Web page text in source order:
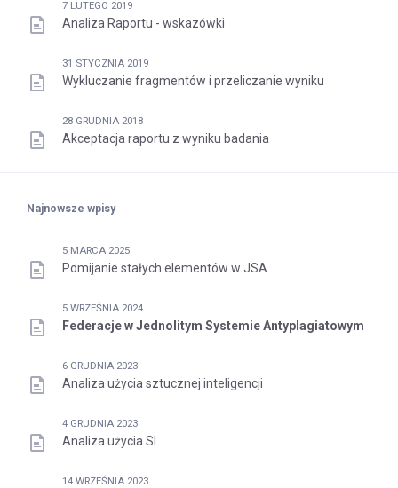
7 LUTEGO 2019
Analiza Raportu - wskazówki
31 STYCZNIA 2019
Wykluczanie fragmentów i przeliczanie wyniku
28 GRUDNIA 2018
Akceptacja raportu z wyniku badania
Najnowsze wpisy
5 MARCA 2025
Pomijanie stałych elementów w JSA
5 WRZEŚNIA 2024
Federacje w Jednolitym Systemie Antyplagiatowym
6 GRUDNIA 2023
Analiza użycia sztucznej inteligencji
4 GRUDNIA 2023
Analiza użycia SI
14 WRZEŚNIA 2023